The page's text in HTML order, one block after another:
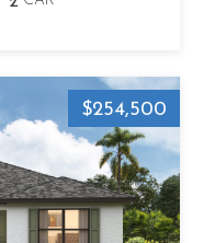
$254,500